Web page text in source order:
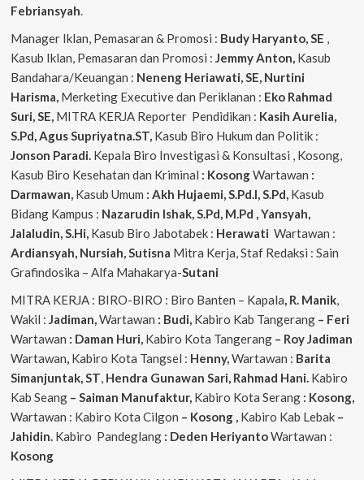
Febriansyah.
Manager Iklan, Pemasaran & Promosi : Budy Haryanto, SE ,
Kasub Iklan, Pemasaran dan Promosi : Jemmy Anton, Kasub
Bandahara/Keuangan : Neneng Heriawati, SE, Nurtini
Harisma, Merketing Executive dan Periklanan : Eko Rahmad
Suri, SE, MITRA KERJA Reporter Pendidikan : Kasih Aurelia,
S.Pd, AgusSupriyatna.ST, Kasub Biro Hukum dan Politik :
Jonson Paradi. Kepala Biro Investigasi & Konsultasi , Kosong,
Kasub Biro Kesehatan dan Kriminal : KosongWartawan :
Darmawan, Kasub Umum : Akh Hujaemi, S.Pd.I, S.Pd, Kasub
Bidang Kampus : Nazarudin Ishak, S.Pd, M.Pd , Yansyah,
Jalaludin, S.Hi, Kasub Biro Jabotabek : Herawati Wartawan :
Ardiansyah, Nursiah, Sutisna Mitra Kerja, Staf Redaksi : Sain
Grafindosika – Alfa Mahakarya-Sutani
MITRA KERJA : BIRO-BIRO : Biro Banten – Kapala, R. Manik,
Wakil : Jadiman,Wartawan : Budi, Kabiro Kab Tangerang– Feri
Wartawan : Daman Huri, Kabiro Kota Tangerang– Roy Jadiman
Wartawan, Kabiro Kota Tangsel : Henny,Wartawan : Barita
Simanjuntak, ST, Hendra Gunawan Sari, Rahmad Hani. Kabiro
Kab Seang– Saiman Manufaktur, Kabiro Kota Serang : Kosong,
Wartawan : Kabiro Kota Cilgon – Kosong , Kabiro Kab Lebak–
Jahidin. Kabiro Pandeglang : Deden HeriyantoWartawan :
Kosong